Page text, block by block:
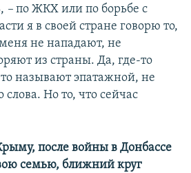
– по ЖКХ или по борьбе с
я в своей стране говорю то,
не нападают, не
из страны. Да, где-то
называют эпатажной, не
слова. Но то, что сейчас
после войны в Донбассе
семью, ближний круг